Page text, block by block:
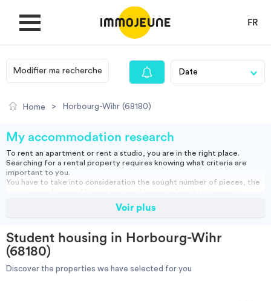
FR
MY ACCOUNT
Looking for a rent
Propose accommodation
Cities
Modifier ma recherche
Home > Horbourg-Wihr (68180)
My accommodation research
To rent an apartment or rent a studio, you are in the right place.
Searching for a rental property requires knowing what criteria are
important to you.
You have to take into consideration the sought number of pieces, the
You can rent a furnished apartment, which will allow you to move in
Studio, empty or furnished, short or long term rental: find our housing
ads and do your search to find the right accommodation for you.
Voir plus
Student housing in Horbourg-Wihr
(68180)
Discover the properties we have selected for you